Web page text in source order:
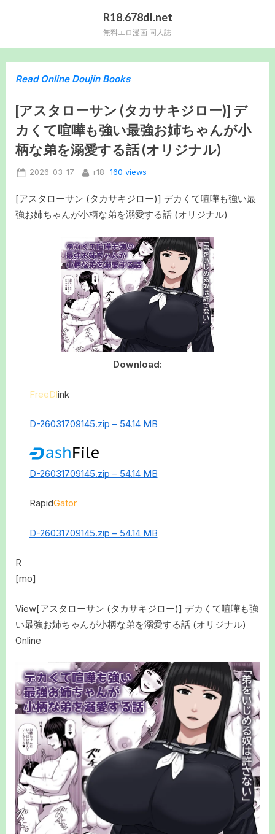
R18.678dl.net
無料エロ漫画 同人誌
Read Online Doujin Books
[アスタローサン (タカサキジロー)] デ
カくて喧嘩も強い最強お姉ちゃんが小
柄な弟を溺愛する話 (オリジナル)
Posted
2026-03-17 By
r18 160 views
[アスタローサン (タカサキジロー)] デカくて喧嘩も強い最
強お姉ちゃんが小柄な弟を溺愛する話 (オリジナル)
Download:
FreeDlink
D-26031709145.zip – 54.14 MB
D-26031709145.zip – 54.14 MB
RapidGator
D-26031709145.zip – 54.14 MB
R
[mo]
View[アスタローサン (タカサキジロー)] デカくて喧嘩も強
い最強お姉ちゃんが小柄な弟を溺愛する話 (オリジナル)
Online